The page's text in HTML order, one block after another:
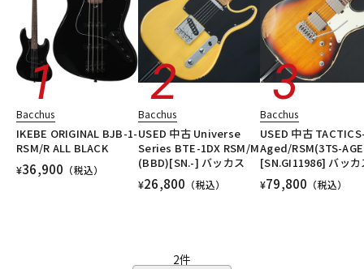
アンプ エフェクター
DJ機器 DTM
DTM オンライン納品 レコーディング機器
楽器アクセサリ
Bacchus
IKEBE ORIGINAL BJB-1-
RSM/R ALL BLACK
¥36,900 （税込）
Bacchus
USED 中古 Universe
Series BTE-1DX RSM/M
(BBD)[SN.-] バッカス
¥26,800 （税込）
Bacchus
USED 中古
Aged/RSM(3TS-
[SN.GI11986] バッカ
¥79,800 （税込）
2件